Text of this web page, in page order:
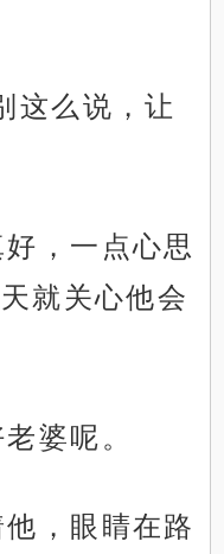
这么说，让
，一点心思
就关心他会
婆呢。
，眼睛在路